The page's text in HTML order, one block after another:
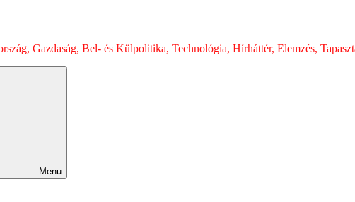
Gazdaság, Bel- és Külpolitika, Technológia, Hírháttér, Elemzés,
Menu